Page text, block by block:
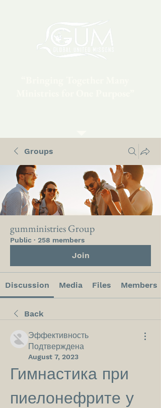
Groups
gumministries Group
Public · 258 members
Join
Discussion Media Files Members
Back
Эффективность
Подтверждена
August 7, 2023
Гимнастика при
пиелонефрите у